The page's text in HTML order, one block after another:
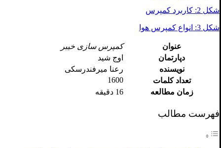
شکل 2: کاربرد کمپرس
شکل 3: انواع کمپرس هوا
عنوان
کمپرس سازی خیبر
دپارتمان
اوج شید
نویسنده
رعنا میرفندرسکی
تعداد کلمات
1600
زمان مطالعه
16 دقیقه
فهرست مطالب